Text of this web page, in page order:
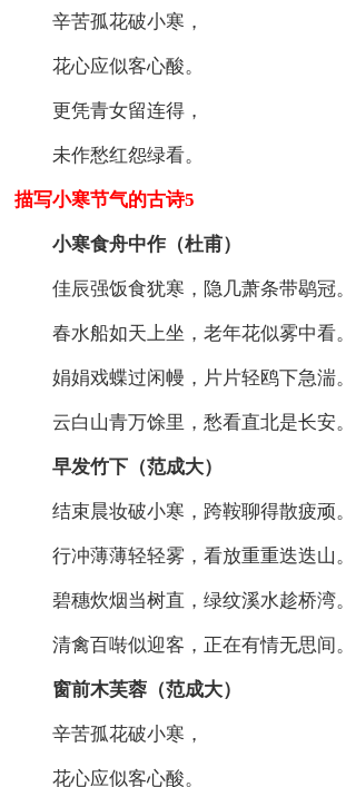
辛苦孤花破小寒，
花心应似客心酸。
更凭青女留连得，
未作愁红怨绿看。
描写小寒节气的古诗5
小寒食舟中作（杜甫）
佳辰强饭食犹寒，隐几萧条带鹖冠。
春水船如天上坐，老年花似雾中看。
娟娟戏蝶过闲幔，片片轻鸥下急湍。
云白山青万馀里，愁看直北是长安。
早发竹下（范成大）
结束晨妆破小寒，跨鞍聊得散疲顽。
行冲薄薄轻轻雾，看放重重迭迭山。
碧穗炊烟当树直，绿纹溪水趁桥湾。
清禽百啭似迎客，正在有情无思间。
窗前木芙蓉（范成大）
辛苦孤花破小寒，
花心应似客心酸。